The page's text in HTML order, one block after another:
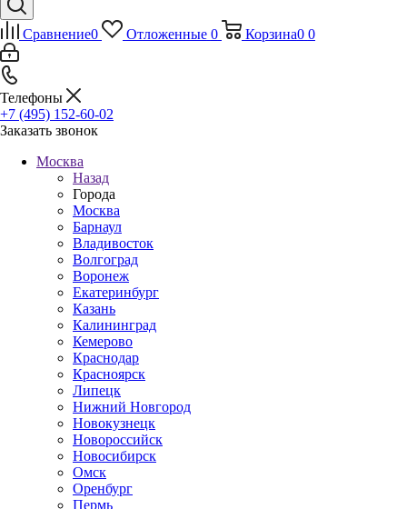
Сравнение0 Отложенные 0 Корзина0 0
Телефоны
+7 (495) 152-60-02
Заказать звонок
Москва
Назад
Города
Москва
Барнаул
Владивосток
Волгоград
Воронеж
Екатеринбург
Казань
Калининград
Кемерово
Краснодар
Красноярск
Липецк
Нижний Новгород
Новокузнецк
Новороссийск
Новосибирск
Омск
Оренбург
Пермь